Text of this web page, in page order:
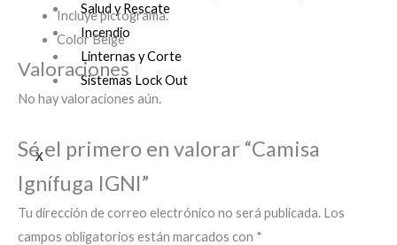
Salud y Rescate
Incendio
Linternas y Corte
Sistemas Lock Out
X
Incluye pictograma.
Color Beige
Valoraciones
No hay valoraciones aún.
Sé el primero en valorar “Camisa
Ignífuga IGNI”
Tu dirección de correo electrónico no será publicada. Los
campos obligatorios están marcados con *